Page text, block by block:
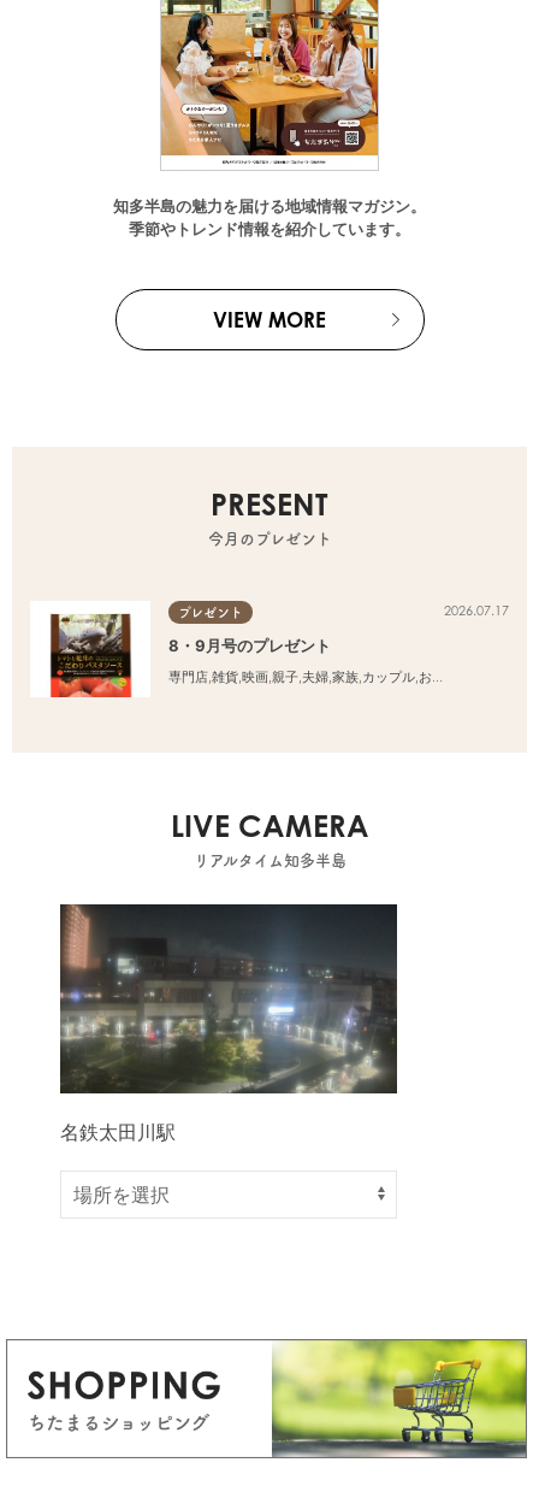
知多半島の魅力を届ける地域情報マガジン。
季節やトレンド情報を紹介しています。
VIEW MORE
PRESENT
今月のプレゼント
プレゼント 2026.07.17
8・9月号のプレゼント
専門店,雑貨,映画,親子,夫婦,家族,カップル,おひとりさま
LIVE CAMERA
リアルタイム知多半島
名鉄太田川駅